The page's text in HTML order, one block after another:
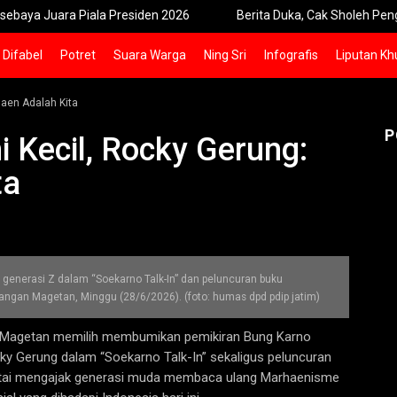
Piala Presiden 2026 Berita Duka, Cak Sholeh Pengacara No
Difabel Potret Suara Warga Ning Sri Infografis Liputan
Adalah Kita
Rocky Gerung:
Z dalam “Soekarno Talk-In” dan peluncuran buku
Magetan, Minggu (28/6/2026). (foto: humas dpd pdip jatim)
memilih membumikan pemikiran Bung Karno
Gerung dalam “Soekarno Talk-In” sekaligus peluncuran
mengajak generasi muda membaca ulang Marhaenisme